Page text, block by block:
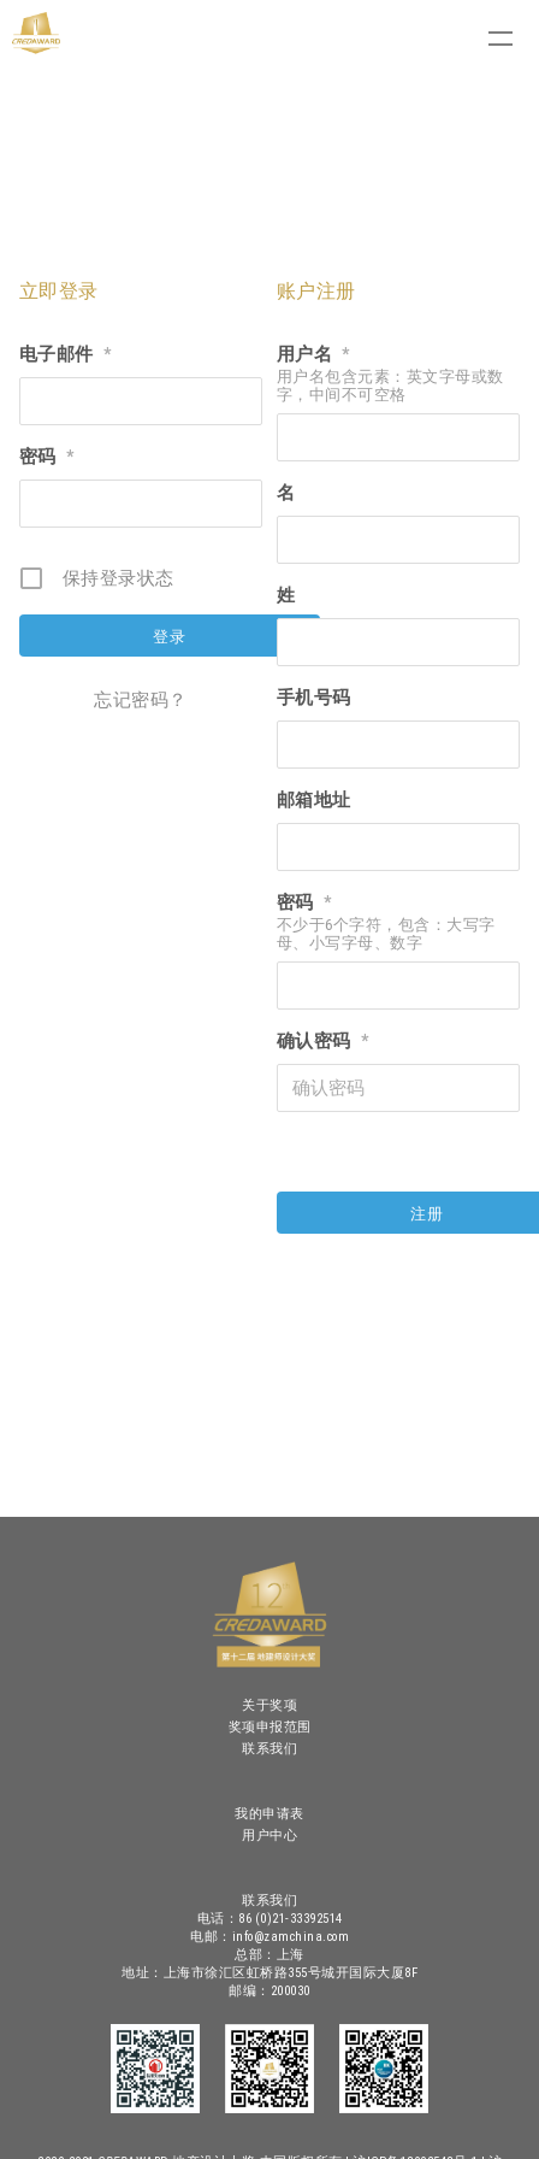
立即登录
电子邮件 *
密码 *
保持登录状态
忘记密码？
账户注册
用户名 *
用户名包含元素：英文字母或数
字，中间不可空格
名
姓
手机号码
邮箱地址
密码 *
不少于6个字符，包含：大写字
母、小写字母、数字
确认密码 *
关于奖项
奖项申报范围
联系我们
我的申请表
用户中心
联系我们
电话：86 (0)21-33392514
电邮：info@zamchina.com
总部：上海
地址：上海市徐汇区虹桥路355号城开国际大厦8F
邮编：200030